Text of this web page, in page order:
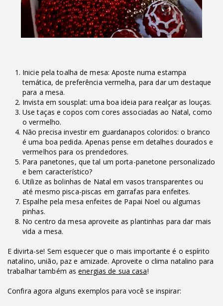
Inicie pela toalha de mesa: Aposte numa estampa
temática, de preferência vermelha, para dar um destaque
para a mesa.
Invista em sousplat: uma boa ideia para realçar as louças.
Use taças e copos com cores associadas ao Natal, como
o vermelho.
Não precisa investir em guardanapos coloridos: o branco
é uma boa pedida. Apenas pense em detalhes dourados e
vermelhos para os prendedores.
Para panetones, que tal um porta-panetone personalizado
e bem característico?
Utilize as bolinhas de Natal em vasos transparentes ou
até mesmo pisca-piscas em garrafas para enfeites.
Espalhe pela mesa enfeites de Papai Noel ou algumas
pinhas.
No centro da mesa aproveite as plantinhas para dar mais
vida a mesa.
E divirta-se! Sem esquecer que o mais importante é o espírito
natalino, união, paz e amizade. Aproveite o clima natalino para
trabalhar também asenergias de sua casa!
Confira agora alguns exemplos para você se inspirar: